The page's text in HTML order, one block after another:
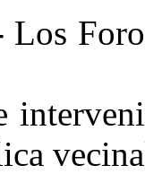
Los